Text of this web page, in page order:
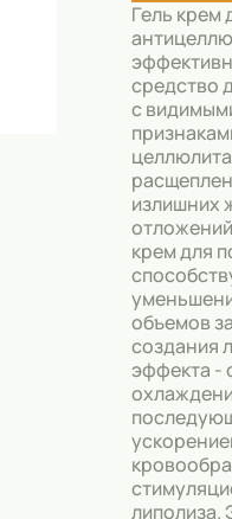
Гель крем
средство
с
излишних
крем для
объемов
создания
эффекта -
липолиза.